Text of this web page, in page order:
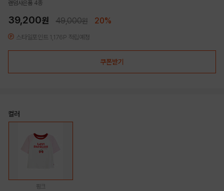
랜덤사은품 4종
39,200원 49,000원 20%
스타일포인트 1,176P 적립예정
쿠폰받기
컬러
핑크